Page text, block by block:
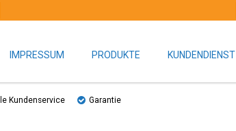
IMPRESSUM PRODUKTE KUNDENDIENST
Kundenservice Garantie